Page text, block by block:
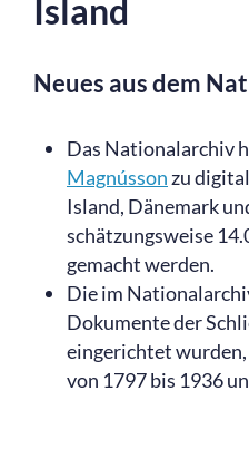
Island
Neues aus dem
Das Nationalarchiv
Magnússon zu
Island, Dänemark
schätzungsweise
gemacht werden.
Die im
Dokumente der
eingerichtet
von 1797 bis 1936